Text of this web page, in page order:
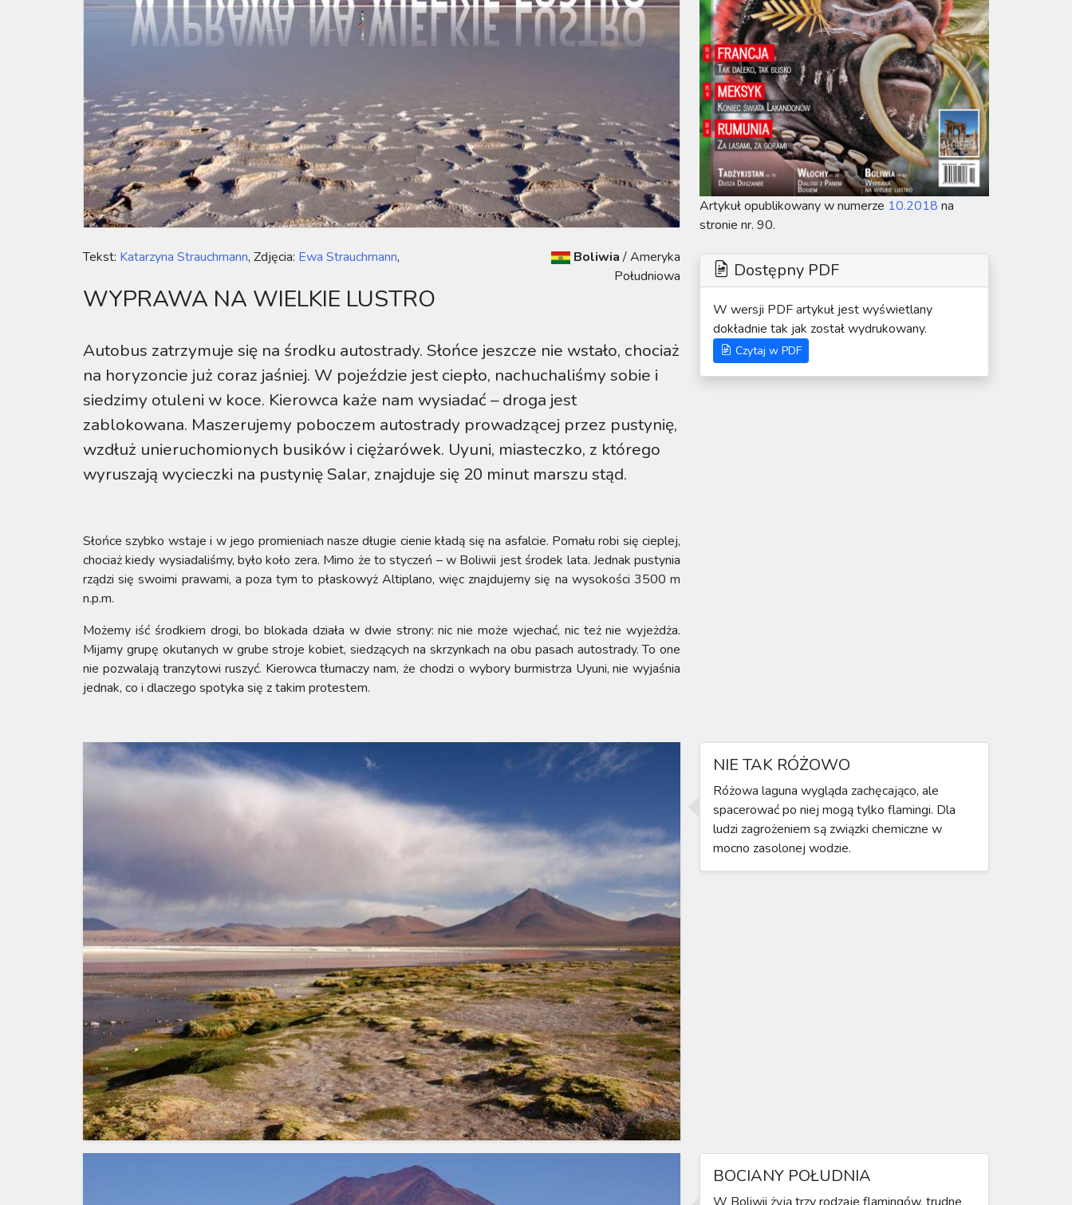
Artykuł opublikowany w numerze 10.2018 na
stronie nr. 90.
Tekst: Katarzyna Strauchmann, Zdjęcia: Ewa Strauchmann,
WYPRAWA NA WIELKIE LUSTRO
Boliwia /Ameryka
Południowa
Autobus zatrzymuje się na środku autostrady. Słońce jeszcze nie wstało, chociaż
na horyzoncie już coraz jaśniej. W pojeździe jest ciepło, nachuchaliśmy sobie i
siedzimy otuleni w koce. Kierowca każe nam wysiadać – droga jest
zablokowana. Maszerujemy poboczem autostrady prowadzącej przez pustynię,
wzdłuż unieruchomionych busików i ciężarówek. Uyuni, miasteczko, z którego
wyruszają wycieczki na pustynię Salar, znajduje się 20 minut marszu stąd.
Dostępny PDF
W wersji PDF artykuł jest wyświetlany
dokładnie tak jak został wydrukowany.
Czytaj w PDF
Słońce szybko wstaje i w jego promieniach nasze długie cienie kładą się na asfalcie. Pomału robi się cieplej,
chociaż kiedy wysiadaliśmy, było koło zera. Mimo że to styczeń – w Boliwii jest środek lata. Jednak pustynia
rządzi się swoimi prawami, a poza tym to płaskowyż Altiplano, więc znajdujemy się na wysokości 3500 m
n.p.m.
Możemy iść środkiem drogi, bo blokada działa w dwie strony: nic nie może wjechać, nic też nie wyjeżdża.
Mijamy grupę okutanych w grube stroje kobiet, siedzących na skrzynkach na obu pasach autostrady. To one
nie pozwalają tranzytowi ruszyć. Kierowca tłumaczy nam, że chodzi o wybory burmistrza Uyuni, nie wyjaśnia
jednak, co i dlaczego spotyka się z takim protestem.
NIE TAK RÓŻOWO
Różowa laguna wygląda zachęcająco, ale
spacerować po niej mogą tylko flamingi. Dla
ludzi zagrożeniem są związki chemiczne w
mocno zasolonej wodzie.
BOCIANY POŁUDNIA